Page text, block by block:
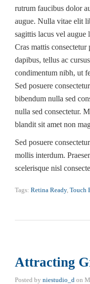
rutrum faucibus dolor
augue. Nulla vitae elit
sagittis lacus vel augue
Cras mattis
dapibus, tellus ac
condimentum nibh, ut
Sed posuere
bibendum nulla sed
nulla sed consectetur.
blandit sit amet non
Sed posuere
mollis interdum.
scelerisque nisl
Tags: Retina Ready, Touch
Attracting
Posted by niestudio_d on